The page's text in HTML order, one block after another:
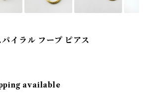
ラル フープ ピアス
available